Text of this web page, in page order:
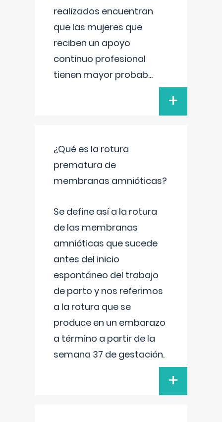
realizados encuentran
que las mujeres que
reciben un apoyo
continuo profesional
tienen mayor probab...
+
¿Qué es la rotura
prematura de
membranas amnióticas?
Se define así a la rotura
de las membranas
amnióticas que sucede
antes del inicio
espontáneo del trabajo
de parto y nos referimos
a la rotura que se
produce en un embarazo
a término a partir de la
semana 37 de gestación.
+